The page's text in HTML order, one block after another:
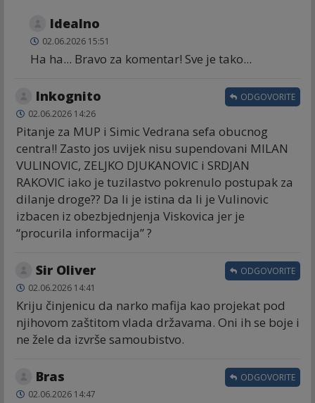
Idealno
02.06.2026 15:51
Ha ha... Bravo za komentar! Sve je tako...
Inkognito
02.06.2026 14:26
Pitanje za MUP i Simic Vedrana sefa obucnog
centra!! Zasto jos uvijek nisu supendovani MILAN
VULINOVIC, ZELJKO DJUKANOVIC i SRDJAN
RAKOVIC iako je tuzilastvo pokrenulo postupak za
dilanje droge?? Da li je istina da li je Vulinovic
izbacen iz obezbjednjenja Viskovica jer je
“procurila informacija” ?
ODGOVORITE
Sir Oliver
02.06.2026 14:41
Kriju činjenicu da narko mafija kao projekat pod
njihovom zaštitom vlada državama. Oni ih se boje i
ne žele da izvrše samoubistvo.
ODGOVORITE
Bras
02.06.2026 14:47
ODGOVORITE